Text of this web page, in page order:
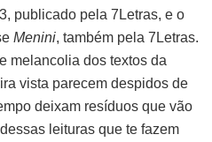
publicado pela 7Letras, e o
Menini, também pela 7Letras.
melancolia dos textos da
vista parecem despidos de
deixam resíduos que vão
leituras que te fazem